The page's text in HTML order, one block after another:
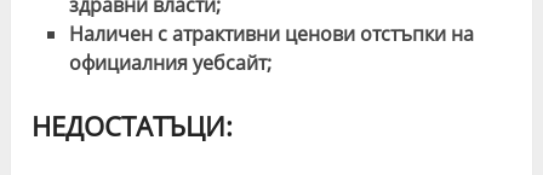
Наличен с атрактивни ценови отстъпки на
официалния уебсайт;
НЕДОСТАТЪЦИ: